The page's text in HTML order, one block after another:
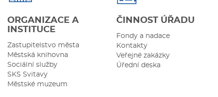
ORGANIZACE A
INSTITUCE
Zastupitelstvo města
Městská knihovna
Sociální služby
SKS Svitavy
Městské muzeum
ČINNOST ÚŘADU
Fondy a nadace
Kontakty
Veřejné zakázky
Úřední deska